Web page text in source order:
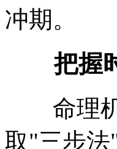
冲期。
把握时
命理机
取"三步法"